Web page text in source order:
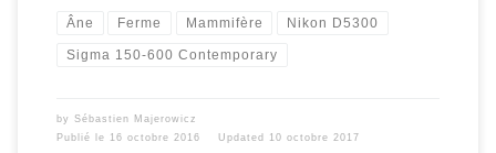
Âne Ferme Mammifère Nikon D5300
Sigma 150-600 Contemporary
by Sébastien Majerowicz
Publié le 16 octobre 2016 Updated 10 octobre 2017